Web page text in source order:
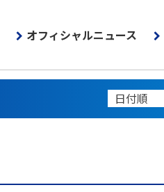
オフィシャルニュース